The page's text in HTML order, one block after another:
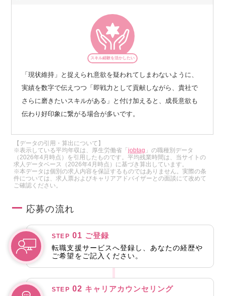
スキル経験を活かしたい
「現状維持」と捉えられ意欲を疑われてしまわないように、
実績を数字で伝えつつ「即戦力として貢献しながら、貴社で
さらに磨きたいスキルがある」と付け加えると、成長意欲も
伝わり好印象に繋がる場合が多いです。
【データの引用・算出について】
※表示している平均年収は、厚生労働省「jobtag 」の職種別データ
（2026年4月時点）を引用したものです。平均残業時間は、当サイトの
求人データベース（2026年4月時点）に基づき算出しています。
※本データは個別の求人内容を保証するものではありません。実際の条
件については、求人票およびキャリアアドバイザーとの面談にて改めて
ご確認ください。
応募の流れ
STEP 01 ご登録
転職支援サービスへ登録し、あなたの経歴や
ご希望をご記入ください。
STEP 02 キャリアカウンセリング